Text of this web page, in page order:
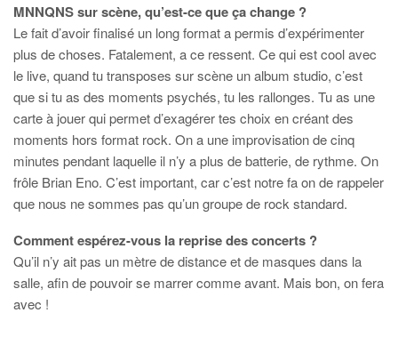
MNNQNS sur scène, qu’est-ce que ça change ?
Le fait d’avoir finalisé un long format a permis d’expérimenter
plus de choses. Fatalement, a ce ressent. Ce qui est cool avec
le live, quand tu transposes sur scène un album studio, c’est
que si tu as des moments psychés, tu les rallonges. Tu as une
carte à jouer qui permet d’exagérer tes choix en créant des
moments hors format rock. On a une improvisation de cinq
minutes pendant laquelle il n’y a plus de batterie, de rythme. On
frôle Brian Eno. C’est important, car c’est notre fa on de rappeler
que nous ne sommes pas qu’un groupe de rock standard.
Comment espérez-vous la reprise des concerts ?
Qu’il n’y ait pas un mètre de distance et de masques dans la
salle, afin de pouvoir se marrer comme avant. Mais bon, on fera
avec !